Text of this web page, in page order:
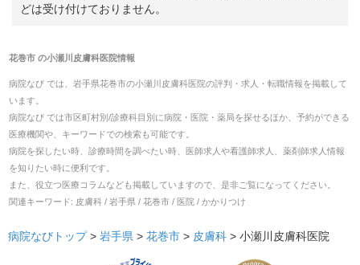
どは受け付けておりません。
花巻市の小瀬川皮膚科医院情報
病院なび では、 岩手県花巻市の小瀬川皮膚科医院の評判・求人・転職情報を掲載して
います。
病院なび では市区町村別/診療科目別に病院・医院・薬局を探せるほか、予約ができる
医療機関や、キーワードでの検索も可能です。
病院を探したい時、診療時間を調べたい時、医師求人や看護師求人、薬剤師求人情報
を知りたい時に便利です。
また、役立つ医療コラムなども掲載していますので、是非ご覧になってください。
関連キーワード: 皮膚科 / 岩手県 / 花巻市 / 医院 / かかりつけ
病院なびトップ > 岩手県 > 花巻市 > 皮膚科 > 小瀬川皮膚科医院